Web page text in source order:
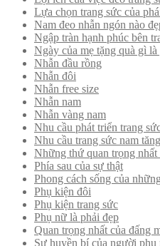
Lựa chọn trang sức của
Nam đeo nhẫn ngón nào
Ngập tràn hạnh phúc bên
Ngày của mẹ tặng quà gì
Nhẫn đầu rồng
Nhẫn đôi
Nhẫn free size
Nhẫn nam
Nhẫn vàng nam
Nhu cầu phát triển trang
Nhu cầu trang sức nam
Những thứ quan trọng nhất
Phía sau của sự thật
Phong cách sống của
Phụ kiện đôi
Phụ kiện trang sức
Phụ nữ là phải đẹp
Quan trọng nhất của đấng
Sự huyền bí của người phụ